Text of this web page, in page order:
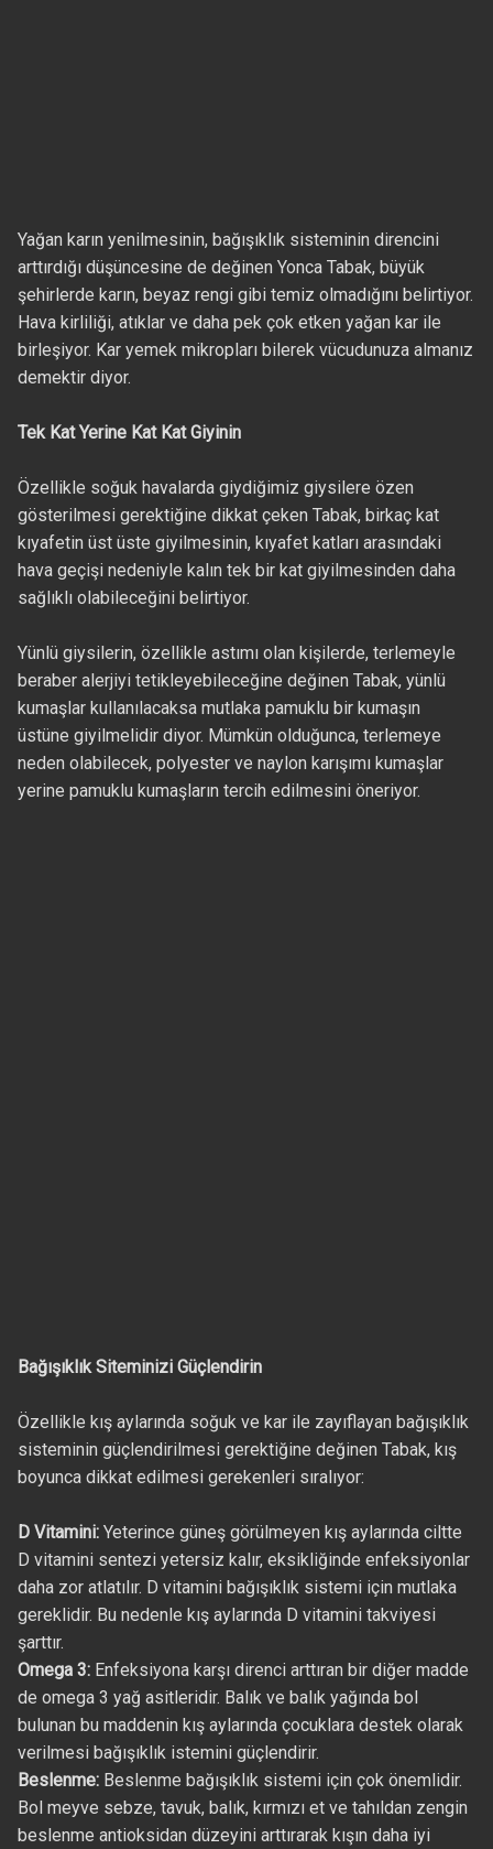
Yağan karın yenilmesinin, bağışıklık sisteminin direncini
arttırdığı düşüncesine de değinen Yonca Tabak, büyük
şehirlerde karın, beyaz rengi gibi temiz olmadığını belirtiyor.
Hava kirliliği, atıklar ve daha pek çok etken yağan kar ile
birleşiyor. Kar yemek mikropları bilerek vücudunuza almanız
demektir diyor.
Tek Kat Yerine Kat Kat Giyinin
Özellikle soğuk havalarda giydiğimiz giysilere özen
gösterilmesi gerektiğine dikkat çeken Tabak, birkaç kat
kıyafetin üst üste giyilmesinin, kıyafet katları arasındaki
hava geçişi nedeniyle kalın tek bir kat giyilmesinden daha
sağlıklı olabileceğini belirtiyor.
Yünlü giysilerin, özellikle astımı olan kişilerde, terlemeyle
beraber alerjiyi tetikleyebileceğine değinen Tabak, yünlü
kumaşlar kullanılacaksa mutlaka pamuklu bir kumaşın
üstüne giyilmelidir diyor. Mümkün olduğunca, terlemeye
neden olabilecek, polyester ve naylon karışımı kumaşlar
yerine pamuklu kumaşların tercih edilmesini öneriyor.
Bağışıklık Siteminizi Güçlendirin
Özellikle kış aylarında soğuk ve kar ile zayıflayan bağışıklık
sisteminin güçlendirilmesi gerektiğine değinen Tabak, kış
boyunca dikkat edilmesi gerekenleri sıralıyor:
D Vitamini: Yeterince güneş görülmeyen kış aylarında ciltte
D vitamini sentezi yetersiz kalır, eksikliğinde enfeksiyonlar
daha zor atlatılır. D vitamini bağışıklık sistemi için mutlaka
gereklidir. Bu nedenle kış aylarında D vitamini takviyesi
şarttır.
Omega 3: Enfeksiyona karşı direnci arttıran bir diğer madde
de omega 3 yağ asitleridir. Balık ve balık yağında bol
bulunan bu maddenin kış aylarında çocuklara destek olarak
verilmesi bağışıklık istemini güçlendirir.
Beslenme:Beslenme bağışıklık sistemi için çok önemlidir.
Bol meyve sebze, tavuk, balık, kırmızı et ve tahıldan zengin
beslenme antioksidan düzeyini arttırarak kışın daha iyi